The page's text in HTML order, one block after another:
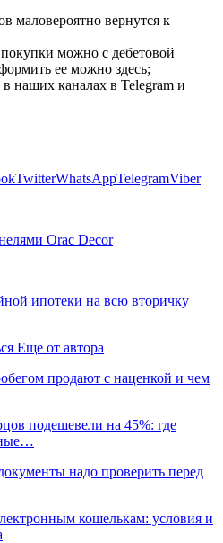
маловероятно вернутся к
можно с дебетовой
ее можно здесь;
наших каналах в Telegram и
TwitterWhatsAppTelegramViber
Orac Decor
ипотеки на всю вторичку
Еще от автора
продают с наценкой и чем
подешевели на 45%: где
надо проверить перед
кошелькам: условия и